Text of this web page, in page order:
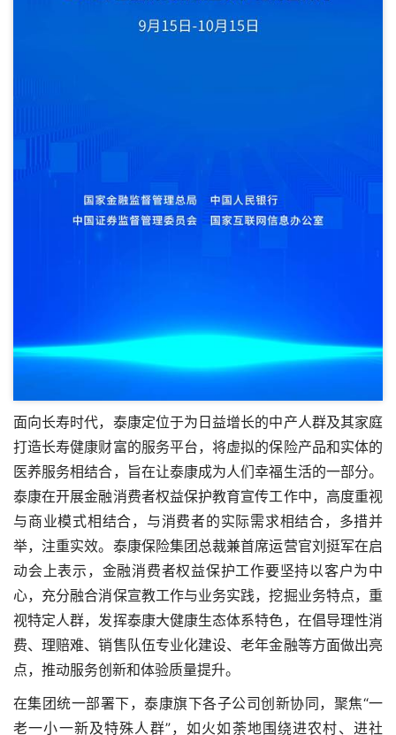
面向长寿时代，泰康定位于为日益增长的中产人群及其家庭
打造长寿健康财富的服务平台，将虚拟的保险产品和实体的
医养服务相结合，旨在让泰康成为人们幸福生活的一部分。
泰康在开展金融消费者权益保护教育宣传工作中，高度重视
与商业模式相结合，与消费者的实际需求相结合，多措并
举，注重实效。泰康保险集团总裁兼首席运营官刘挺军在启
动会上表示，金融消费者权益保护工作要坚持以客户为中
心，充分融合消保宣教工作与业务实践，挖掘业务特点，重
视特定人群，发挥泰康大健康生态体系特色，在倡导理性消
费、理赔难、销售队伍专业化建设、老年金融等方面做出亮
点，推动服务创新和体验质量提升。
在集团统一部署下，泰康旗下各子公司创新协同，聚焦“一
老一小一新及特殊人群”，如火如荼地围绕进农村、进社